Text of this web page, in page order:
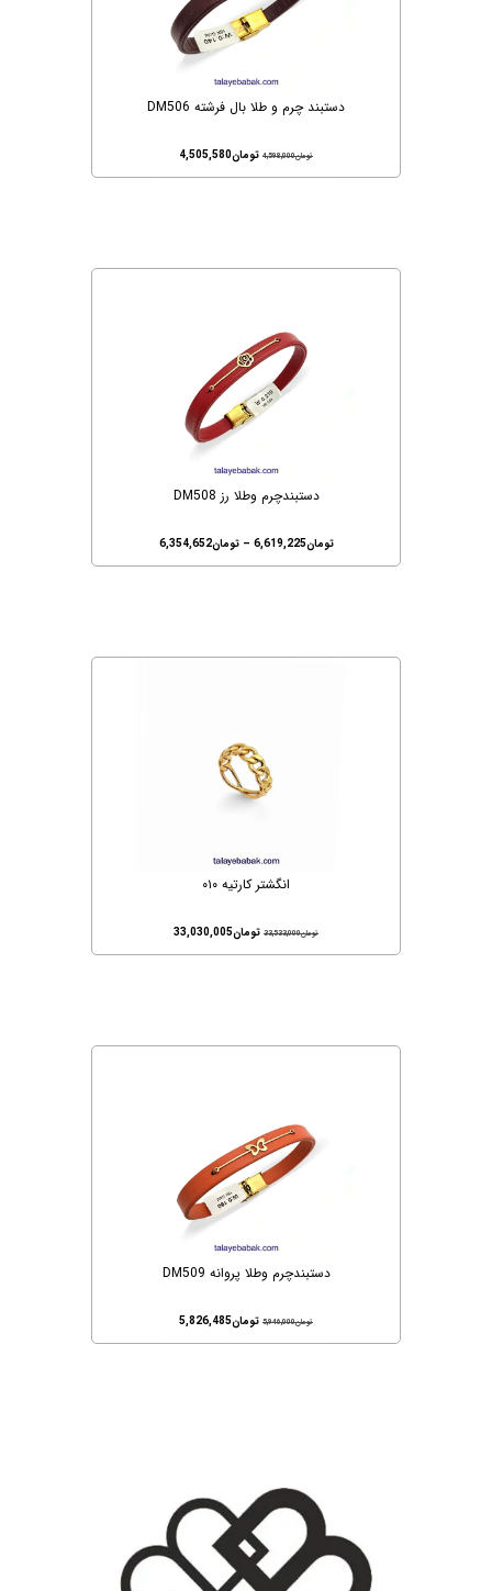
دستبند چرم و طلا بال فرشته DM506
تومان4,598,000 تومان4,505,580
دستبندچرم وطلا رز DM508
تومان6,619,225
– تومان6,354,652
انگشتر کارتیه ۰۱۰
تومان33,533,000 تومان33,030,005
دستبندچرم وطلا پروانه DM509
تومان5,946,000 تومان5,826,485